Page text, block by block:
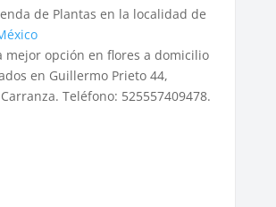
de Plantas en la localidad de
mejor opción en flores a domicilio
en Guillermo Prieto 44,
Teléfono: 525557409478.